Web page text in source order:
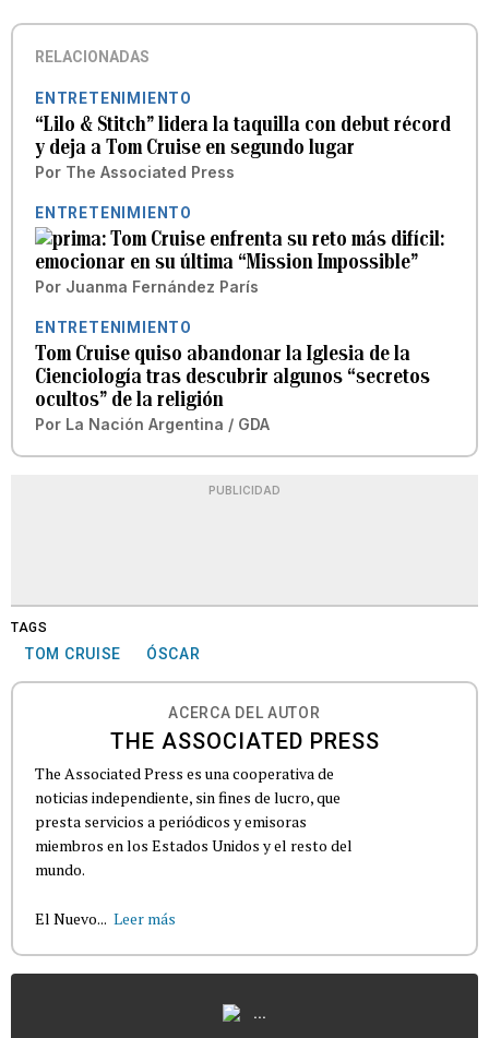
RELACIONADAS
ENTRETENIMIENTO
“Lilo & Stitch” lidera la taquilla con debut récord
y deja a Tom Cruise en segundo lugar
Por The Associated Press
ENTRETENIMIENTO
Tom Cruise enfrenta su reto más difícil:
emocionar en su última “Mission Impossible”
Por Juanma Fernández París
ENTRETENIMIENTO
Tom Cruise quiso abandonar la Iglesia de la
Cienciología tras descubrir algunos “secretos
ocultos” de la religión
Por La Nación Argentina / GDA
PUBLICIDAD
TAGS
TOM CRUISE ÓSCAR
ACERCA DEL AUTOR
THE ASSOCIATED PRESS
The Associated Press es una cooperativa de
noticias independiente, sin fines de lucro, que
presta servicios a periódicos y emisoras
miembros en los Estados Unidos y el resto del
mundo.
El Nuevo... Leer más
...